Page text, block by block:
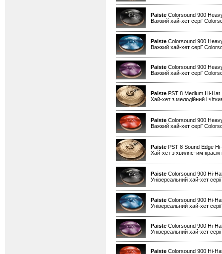
Paiste Colorsound 900
Важкий хай-хет серії
Paiste Colorsound 900
Важкий хай-хет серії
Paiste Colorsound 900
Важкий хай-хет серії
Paiste PST 8 Medium Hi-
Хай-хет з мелодійний і
Paiste Colorsound 900
Важкий хай-хет серії
Paiste PST 8 Sound Edge
Хай-хет з хвилястим краєм
Paiste Colorsound 900 Hi-
Універсальний хай-хет
Paiste Colorsound 900 Hi-
Універсальний хай-хет
Paiste Colorsound 900 Hi-
Універсальний хай-хет
Paiste Colorsound 900 Hi-